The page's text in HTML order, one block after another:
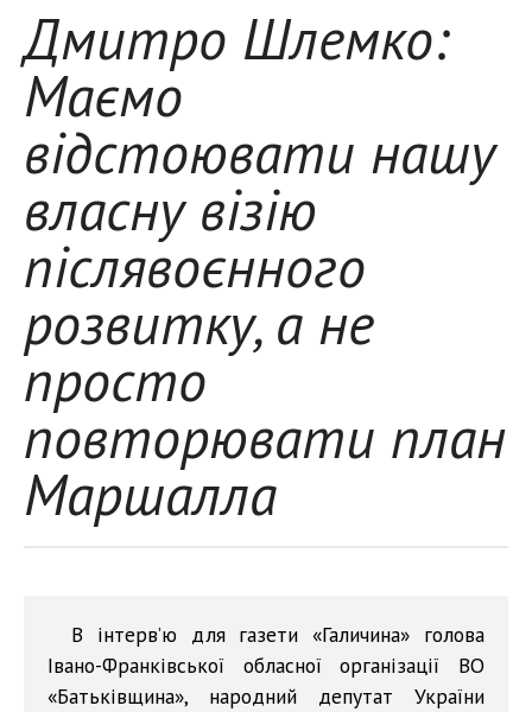
Дмитро Шлемко:
Маємо
відстоювати нашу
власну візію
післявоєнного
розвитку, а не
просто
повторювати план
Маршалла
В інтерв’ю для газети «Галичина» голова
Івано-Франківської обласної організації ВО
«Батьківщина», народний депутат України